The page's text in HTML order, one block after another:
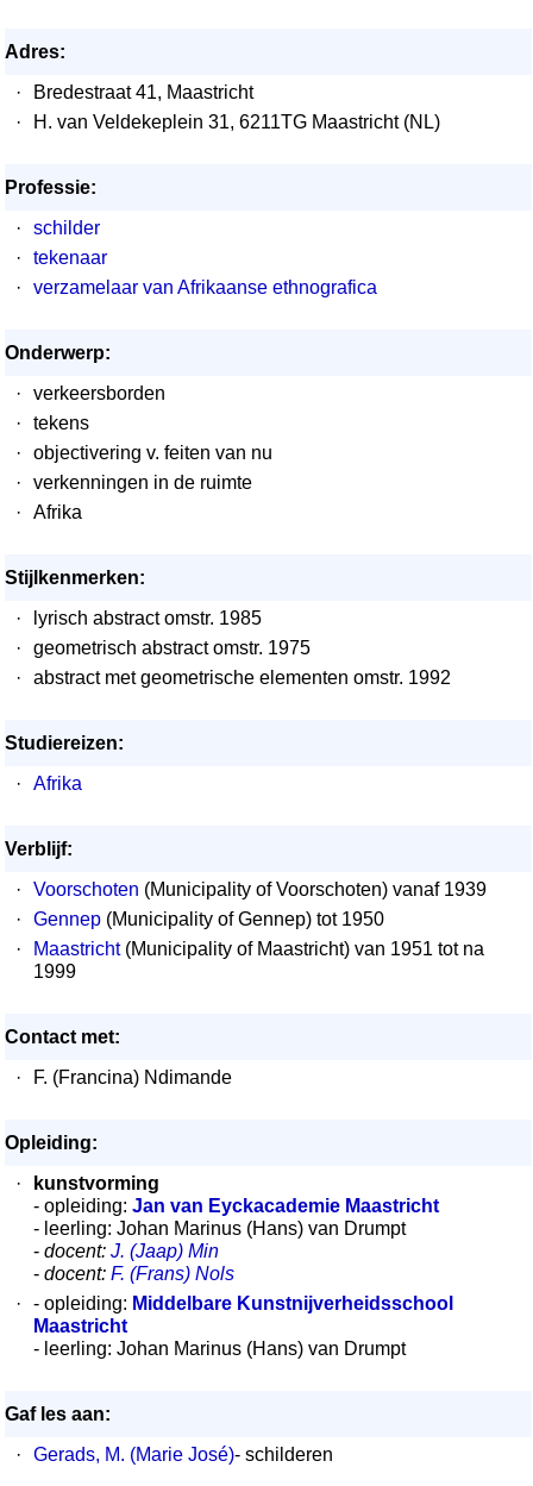
Adres:
·
Bredestraat 41, Maastricht
·
H. van Veldekeplein 31, 6211TG Maastricht (NL)
Professie:
·
schilder
·
tekenaar
·
verzamelaar van Afrikaanse ethnografica
Onderwerp:
·
verkeersborden
·
tekens
·
objectivering v. feiten van nu
·
verkenningen in de ruimte
·
Afrika
Stijlkenmerken:
·
lyrisch abstract omstr. 1985
·
geometrisch abstract omstr. 1975
·
abstract met geometrische elementen omstr. 1992
Studiereizen:
·
Afrika
Verblijf:
·
Voorschoten (Municipality of Voorschoten) vanaf 1939
·
Gennep (Municipality of Gennep) tot 1950
·
Maastricht(Municipality of Maastricht) van 1951 tot na
1999
Contact met:
·
F. (Francina) Ndimande
Opleiding:
·
kunstvorming
- opleiding: Jan van Eyckacademie Maastricht
- leerling: Johan Marinus (Hans) van Drumpt
- docent: J. (Jaap) Min
- docent: F. (Frans) Nols
·
- opleiding: Middelbare Kunstnijverheidsschool
Maastricht
- leerling: Johan Marinus (Hans) van Drumpt
Gaf les aan:
·
Gerads, M. (Marie José)- schilderen